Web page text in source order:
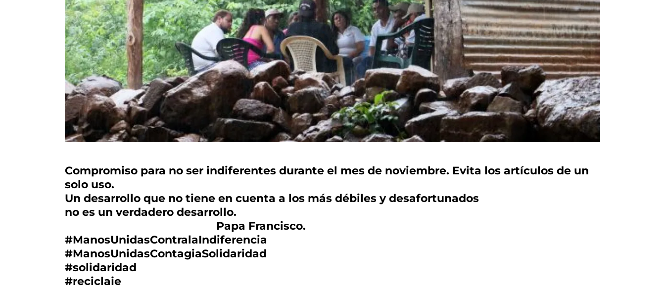
Compromiso para no ser indiferentes durante el mes de noviembre. Evita los artículos de un
solo uso.
Un desarrollo que no tiene en cuenta a los más débiles y desafortunados
no es un verdadero desarrollo.
Papa Francisco.
#ManosUnidasContralaIndiferencia
#ManosUnidasContagiaSolidaridad
#solidaridad
#reciclaje